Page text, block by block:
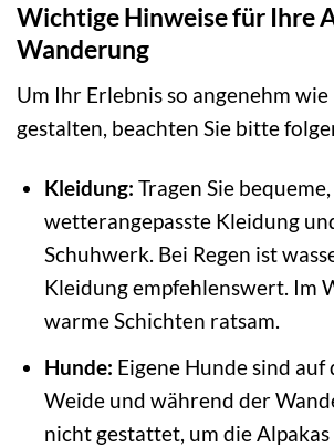
Wichtige Hinweise für Ihre
Wanderung
Um Ihr Erlebnis so angenehm
gestalten, beachten Sie bitte
Kleidung: Tragen Sie bequeme,
wetterangepasste Kleidung
Schuhwerk. Bei Regen ist
Kleidung empfehlenswert. Im
warme Schichten ratsam.
Hunde: Eigene Hunde sind auf
Weide und während der
nicht gestattet, um die